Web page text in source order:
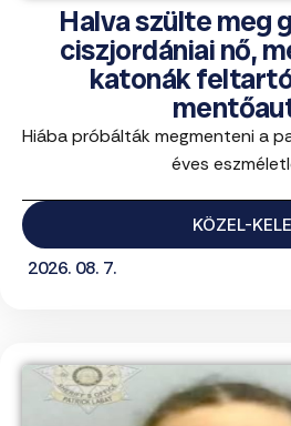
Halva szülte meg
ciszjordániai nő,
katonák
Hiába próbálták megmenteni a
éves
KÖZEL-
2026. 08. 7.